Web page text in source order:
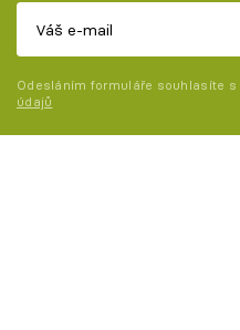
Odesláním formuláře souhlasíte s
údajů